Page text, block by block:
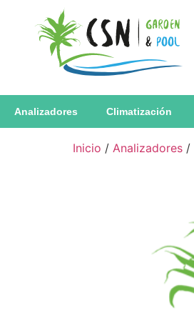
Analizadores Climatización
Inicio / Analizadores /